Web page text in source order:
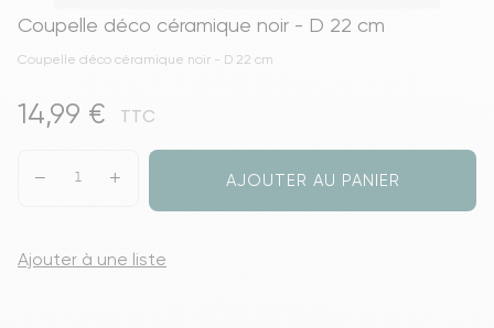
Coupelle déco céramique noir - D 22 cm
Coupelle déco céramique noir - D 22 cm
14,99 € TTC
AJOUTER AU PANIER
Ajouter à une liste